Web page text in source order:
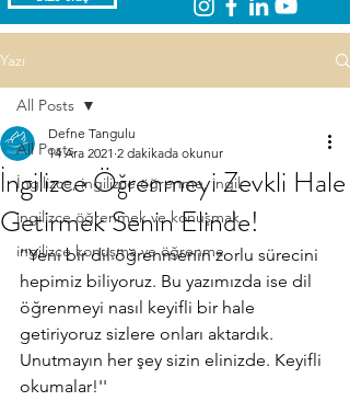
Yazı
All Posts
İngilizce, ingilizce öğrenme, ingil
ingilizce öğrenmek ve konuşmak
ingilizce konuşma ve öğrenme
All Posts
İngilizce Öğrenmeyi Zevkli Hale
Getirmek Senin Elinde!
Defne Tangulu
14 Ara 2021 2 dakikada okunur
''Yeni bir dil öğrenmenin zorlu sürecini
hepimiz biliyoruz. Bu yazımızda ise dil
öğrenmeyi nasıl keyifli bir hale
getiriyoruz sizlere onları aktardık.
Unutmayın her şey sizin elinizde. Keyifli
okumalar!''